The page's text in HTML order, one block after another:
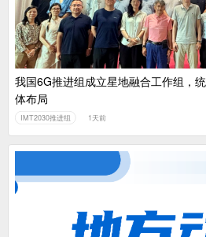
我国6G推进组成立星地融合工作组，
体布局
IMT2030推进组 1天前